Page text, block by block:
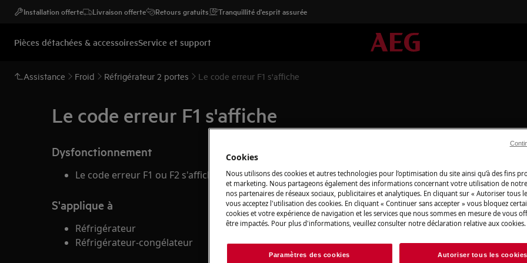
Installation offerte Livraison offerte Retours gratuits Tranquillité d'esprit assurée
Pièces détachées & accessoiresService et support
Assistance Froid Réfrigérateur 2 portes Le code erreur F1 s'affiche
Le code erreur F1 s'affiche
Dysfonctionnement
Le code erreur F1 ou F2 s'affiche
S'applique à
Réfrigérateur
Réfrigérateur-congélateur
Boutique en
détachées
Pour profiter
découvrez tous
produits
besoins, du
Cookies
Nous utilisons des cookies et autres technologies pour l’optimisation du site ainsi qu’à des fins
et marketing. Nous partageons également des informations concernant votre utilisation de
nos partenaires de réseaux sociaux, publicitaires et analytiques. En cliquant sur « Autoriser tous
vous acceptez l'utilisation des cookies. En cliquant « Continuer sans accepter » vous bloquez
cookies et votre expérience de navigation et les services que nous sommes en mesure de vous
être impactés. Pour plus d'informations, veuillez consulter notre déclaration relative aux cookies.
Paramètres des cookies Autoriser tous les cookies